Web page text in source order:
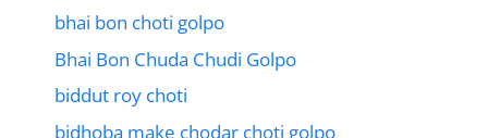
bhai bon choti golpo
Bhai Bon Chuda Chudi Golpo
biddut roy choti
bidhoba make chodar choti golpo